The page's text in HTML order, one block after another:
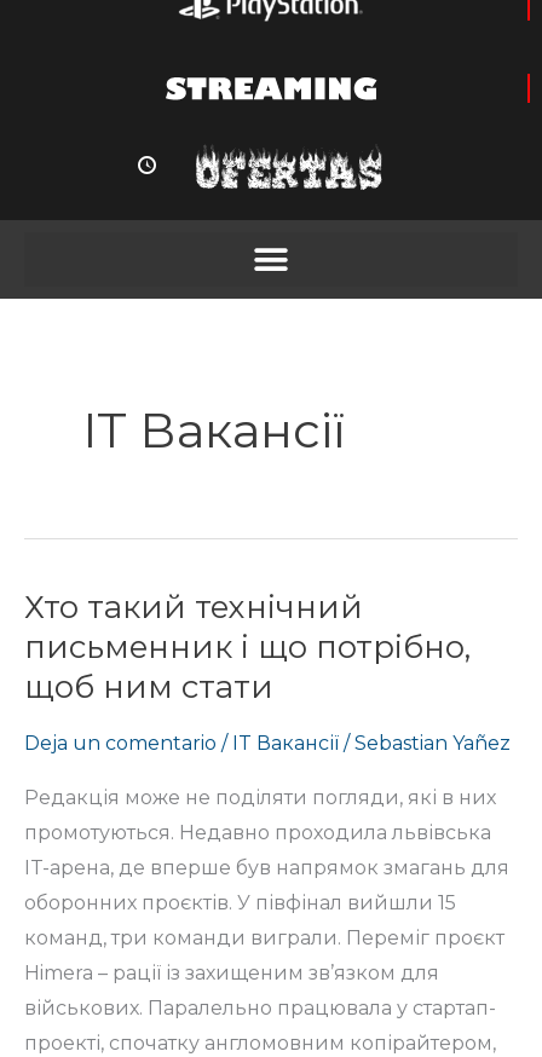
IT Вакансії
Хто такий технічний
письменник і що потрібно,
щоб ним стати
Deja un comentario / IT Вакансії /Sebastian Yañez
Редакція може не поділяти погляди, які в них
промотуються. Недавно проходила львівська
IT-арена, де вперше був напрямок змагань для
оборонних проєктів. У півфінал вийшли 15
команд, три команди виграли. Переміг проєкт
Himera – рації із захищеним зв’язком для
військових. Паралельно працювала у стартап-
проекті, спочатку англомовним копірайтером,
Хто
такий
технічний
письменник
і
потрібно,
щоб
ним
стати